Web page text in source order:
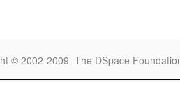
© 2002-2009 The DSpace